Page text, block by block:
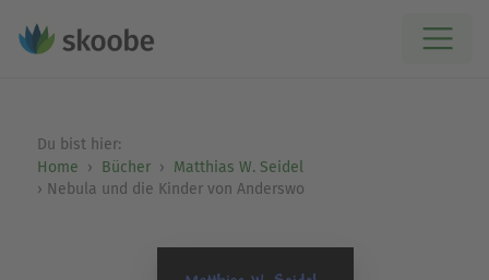
Du bist hier:
Home
Bücher
Matthias W. Seidel
Nebula und die Kinder von Anderswo